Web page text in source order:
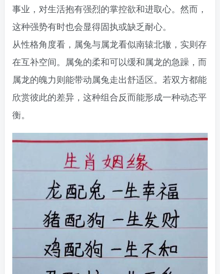
事业，对生活抱有强烈的掌控欲和进取心。然而，
这种强势有时也会显得固执或缺乏耐心。
从性格角度看，属兔与属龙看似南辕北辙，实则存
在互补空间。属兔的柔和可以缓和属龙的急躁，而
属龙的魄力则能带动属兔走出舒适区。若双方都能
欣赏彼此的差异，这种组合反而能形成一种动态平
衡。